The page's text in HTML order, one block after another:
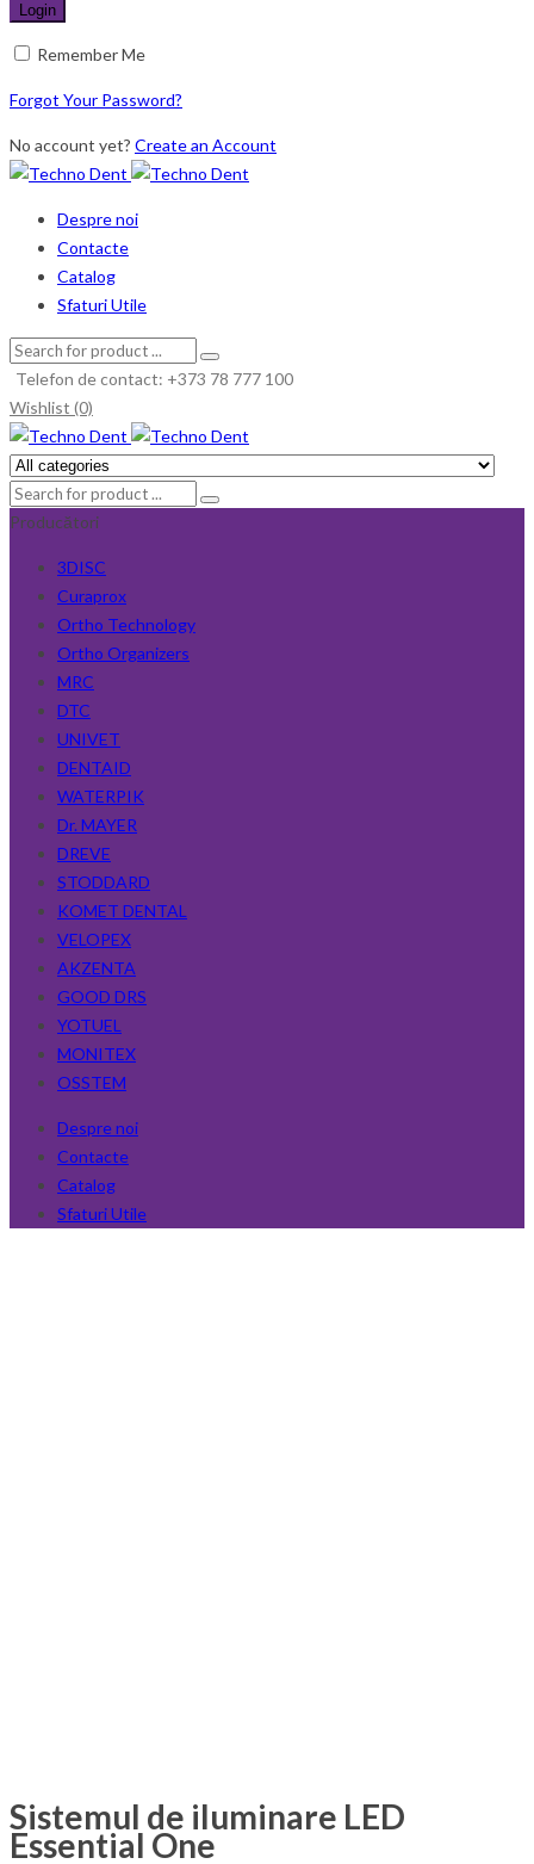
Remember Me
Forgot Your Password?
No account yet? Create an Account
Despre noi
Contacte
Catalog
Sfaturi Utile
Telefon de contact: +373 78 777 100
Wishlist (0)
Producători
3DISC
Curaprox
Ortho Technology
Ortho Organizers
MRC
DTC
UNIVET
DENTAID
WATERPIK
Dr. MAYER
DREVE
STODDARD
KOMET DENTAL
VELOPEX
AKZENTA
GOOD DRS
YOTUEL
MONITEX
OSSTEM
Despre noi
Contacte
Catalog
Sfaturi Utile
Sistemul de iluminare LED
Essential One